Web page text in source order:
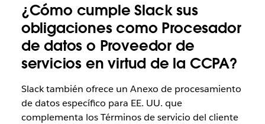
¿Cómo cumple Slack sus
obligaciones como Procesador
de datos o Proveedor de
servicios en virtud de la CCPA?
Slack también ofrece un Anexo de procesamiento
de datos específico para EE. UU. que
complementa los Términos de servicio del cliente